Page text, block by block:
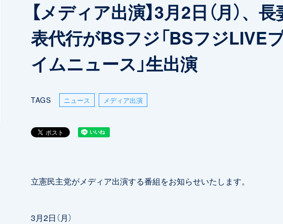
Lineで送る
【メディア出演】3月2日（月）、
表代行がBSフジ「BSフジLIVE
イムニュース」生出演
TAGS ニュース メディア出演
立憲民主党がメディア出演する番組をお知らせいたします。
3月2日（月）